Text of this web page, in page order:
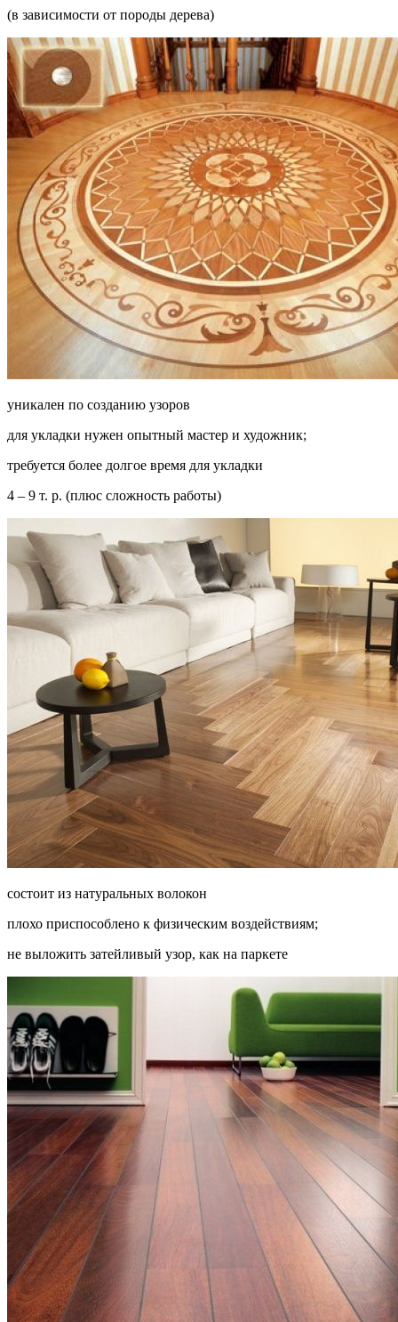
(в зависимости от породы дерева)
уникален по созданию узоров
для укладки нужен опытный мастер и художник;
требуется более долгое время для укладки
4 – 9 т. р. (плюс сложность работы)
состоит из натуральных волокон
плохо приспособлено к физическим воздействиям;
не выложить затейливый узор, как на паркете